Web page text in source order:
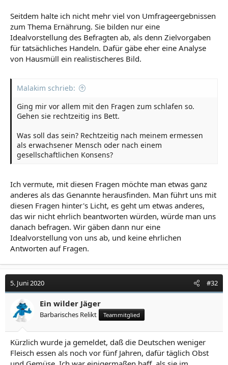
Seitdem halte ich nicht mehr viel von Umfrageergebnissen
zum Thema Ernährung. Sie bilden nur eine
Idealvorstellung des Befragten ab, als denn Zielvorgaben
für tatsächliches Handeln. Dafür gäbe eher eine Analyse
von Hausmüll ein realistischeres Bild.
Malakim schrieb:
Ging mir vor allem mit den Fragen zum schlafen so.
Gehen sie rechtzeitig ins Bett.
Was soll das sein? Rechtzeitig nach meinem ermessen
als erwachsener Mensch oder nach einem
gesellschaftlichen Konsens?
Ich vermute, mit diesen Fragen möchte man etwas ganz
anderes als das Genannte herausfinden. Man führt uns mit
diesen Fragen hinter's Licht, es geht um etwas anderes,
das wir nicht ehrlich beantworten würden, würde man uns
danach befragen. Wir gäben dann nur eine
Idealvorstellung von uns ab, und keine ehrlichen
Antworten auf Fragen.
5. Juni 2020 #32
Ein wilder Jäger
Barbarisches Relikt Teammitglied
Kürzlich wurde ja gemeldet, daß die Deutschen weniger
Fleisch essen als noch vor fünf Jahren, dafür täglich Obst